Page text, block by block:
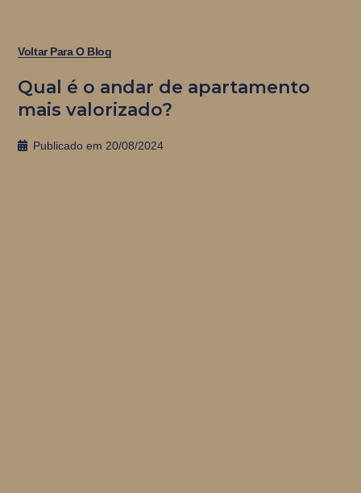
Voltar Para O Blog
Qual é o andar de apartamento
mais valorizado?
Publicado em 20/08/2024